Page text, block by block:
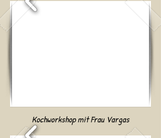
Kochworkshop mit Frau Vargas